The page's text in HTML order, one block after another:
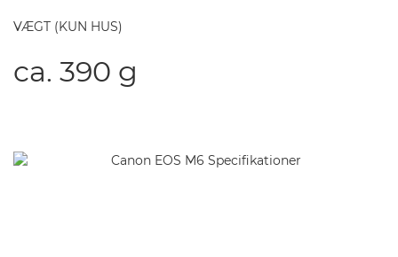
VÆGT (KUN HUS)
ca. 390 g